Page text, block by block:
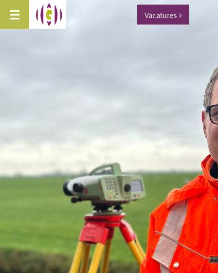
Vacatures >